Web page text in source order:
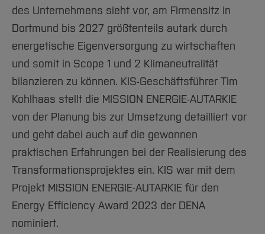
des Unternehmens sieht vor, am Firmensitz in
Dortmund bis 2027 größtenteils autark durch
energetische Eigenversorgung zu wirtschaften
und somit in Scope 1 und 2 Klimaneutralität
bilanzieren zu können. KIS-Geschäftsführer Tim
Kohlhaas stellt die MISSION ENERGIE-AUTARKIE
von der Planung bis zur Umsetzung detailliert vor
und geht dabei auch auf die gewonnen
praktischen Erfahrungen bei der Realisierung des
Transformationsprojektes ein. KIS war mit dem
Projekt MISSION ENERGIE-AUTARKIE für den
Energy Efficiency Award 2023 der DENA
nominiert.